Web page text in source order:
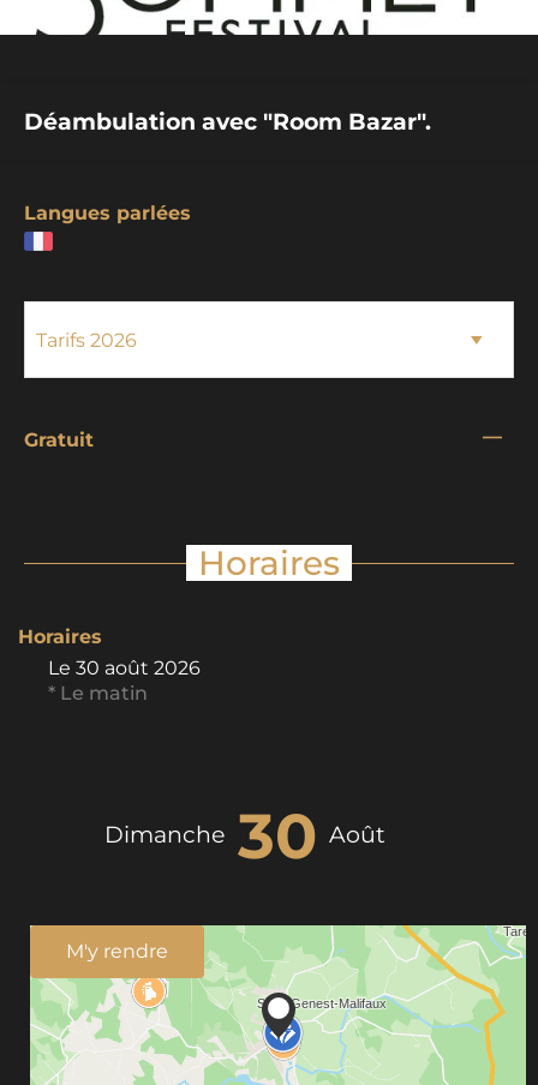
Déambulation avec "Room Bazar".
Langues parlées
Gratuit —
Horaires
Horaires
Le 30 août 2026
* Le matin
Dimanche 30 Août
M'y rendre